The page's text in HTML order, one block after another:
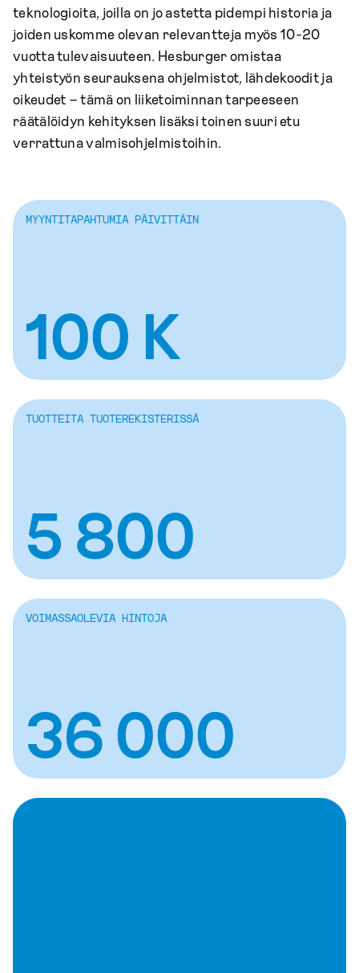
teknologioita, joilla on jo astetta pidempi historia ja
joiden uskomme olevan relevantteja myös 10-20
vuotta tulevaisuuteen. Hesburger omistaa
yhteistyön seurauksena ohjelmistot, lähdekoodit ja
oikeudet – tämä on liiketoiminnan tarpeeseen
räätälöidyn kehityksen lisäksi toinen suuri etu
verrattuna valmisohjelmistoihin.
MYYNTITAPAHTUMIA PÄIVITTÄIN
100 K
TUOTTEITA TUOTEREKISTERISSÄ
5 800
VOIMASSAOLEVIA HINTOJA
36 000